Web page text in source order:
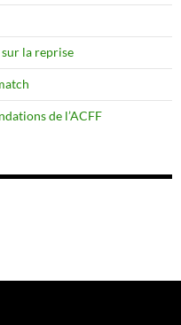
la reprise
de l’ACFF